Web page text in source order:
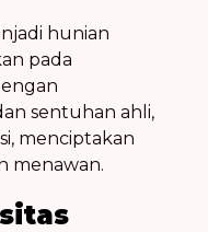
hunian
pada
sentuhan ahli,
menciptakan
menawan.